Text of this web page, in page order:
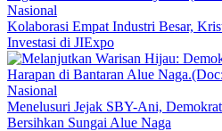
Nasional
Kolaborasi Empat Industri Besar,
Investasi di JIExpo
Nasional
Menelusuri Jejak SBY-Ani,
Bersihkan Sungai Alue Naga